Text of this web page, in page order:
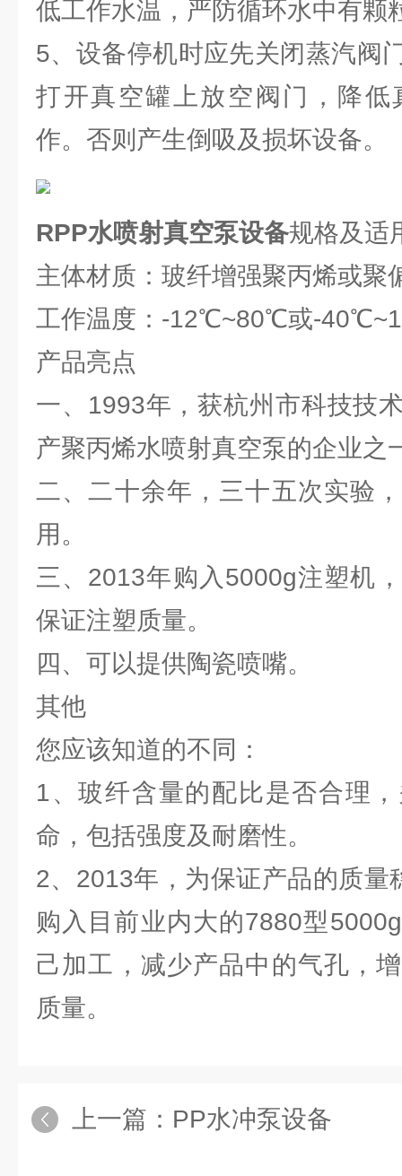
低工作水温，严防循环水中有颗
5、设备停机时应先关闭蒸汽阀
打开真空罐上放空阀门，降低
作。否则产生倒吸及损坏设备。
RPP水喷射真空泵设备规格及适
主体材质：玻纤增强聚丙烯或聚
工作温度：-12℃~80℃或-
产品亮点
一、1993年，获杭州市科技技
产聚丙烯水喷射真空泵的企业之
二、二十余年，三十五次实验
用。
三、2013年购入5000g注塑机
保证注塑质量。
四、可以提供陶瓷喷嘴。
其他
您应该知道的不同：
1、玻纤含量的配比是否合理
命，包括强度及耐磨性。
2、2013年，为保证产品的质量
购入目前业内大的7880型
己加工，减少产品中的气孔，
质量。
上一篇： PP水冲泵设备